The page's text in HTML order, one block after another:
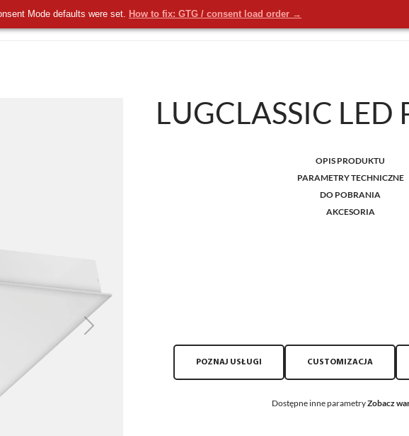
Mode defaults were set. How to fix: GTG / consent load order →
Next
LUGCLASSIC LED
OPIS PRODUKTU
PARAMETRY TECHNICZNE
DO POBRANIA
AKCESORIA
POZNAJ USŁUGI CUSTOMIZACJA
Dostępne inne parametryZobacz